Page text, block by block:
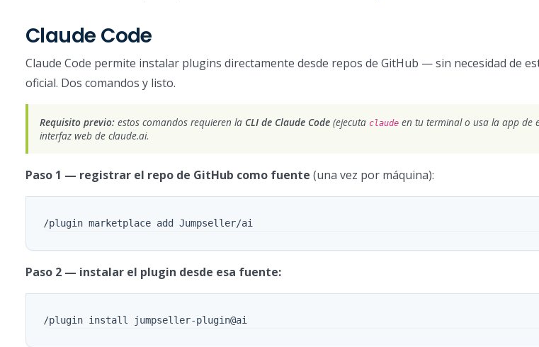
Claude Code
Claude Code permite instalar plugins directamente desde repos de GitHub — sin necesidad de
oficial. Dos comandos y listo.
Requisito previo: estos comandos requieren la CLI de Claude Code (ejecuta claude en tu terminal o usa la app de
interfaz web de claude.ai.
Paso 1 — registrar el repo de GitHub como fuente (una vez por máquina):
Paso 2 — instalar el plugin desde esa fuente: